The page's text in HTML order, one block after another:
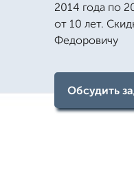
2014 года по
от 10 лет.
Федоровичу
Обсудить